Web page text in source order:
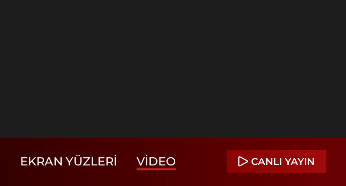
EKRAN YÜZLERI VIDEO CANLI YAYIN